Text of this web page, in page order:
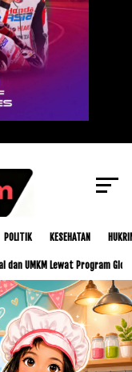
POLITIK KESEHATAN
Lewat Program Glorious